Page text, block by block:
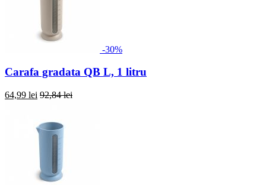
-30%
Carafa gradata QB L, 1 litru
64,99 lei 92,84 lei